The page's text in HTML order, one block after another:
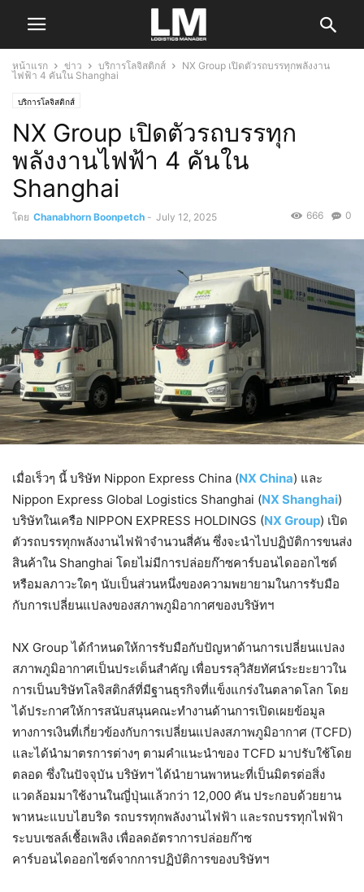
หน้าแรก ข่าว บริการโลจิสติกส์
NX Group เปิดตัวรถบรรทุกพลังงาน
ไฟฟ้า 4 คันใน Shanghai
บริการโลจิสติกส์
NX Group เปิดตัวรถบรรทุก
พลังงานไฟฟ้า 4 คันใน
Shanghai
โดย Chanabhorn Boonpetch - July 12, 2025 0
666
เมื่อเร็วๆ นี้ บริษัท Nippon Express China (NX China) และ
Nippon Express Global Logistics Shanghai (NX Shanghai)
บริษัทในเครือ NIPPON EXPRESS HOLDINGS (NX Group) เปิด
ตัวรถบรรทุกพลังงานไฟฟ้าจำนวนสี่คัน ซึ่งจะนำไปปฏิบัติการขนส่ง
สินค้าใน Shanghai โดยไม่มีการปล่อยก๊าซคาร์บอนไดออกไซด์
หรือมลภาวะใดๆ นับเป็นส่วนหนึ่งของความพยายามในการรับมือ
กับการเปลี่ยนแปลงของสภาพภูมิอากาศของบริษัทฯ
NX Group ได้กำหนดให้การรับมือกับปัญหาด้านการเปลี่ยนแปลง
สภาพภูมิอากาศเป็นประเด็นสำคัญ เพื่อบรรลุวิสัยทัศน์ระยะยาวใน
การเป็นบริษัทโลจิสติกส์ที่มีฐานธุรกิจที่แข็งแกร่งในตลาดโลก โดย
ได้ประกาศให้การสนับสนุนคณะทำงานด้านการเปิดเผยข้อมูล
ทางการเงินที่เกี่ยวข้องกับการเปลี่ยนแปลงสภาพภูมิอากาศ (TCFD)
และได้นำมาตรการต่างๆ ตามคำแนะนำของ TCFD มาปรับใช้โดย
ตลอด ซึ่งในปัจจุบัน บริษัทฯ ได้นำยานพาหนะที่เป็นมิตรต่อสิ่ง
แวดล้อมมาใช้งานในญี่ปุ่นแล้วกว่า 12,000 คัน ประกอบด้วยยาน
พาหนะแบบไฮบริด รถบรรทุกพลังงานไฟฟ้า และรถบรรทุกไฟฟ้า
ระบบเซลล์เชื้อเพลิง เพื่อลดอัตราการปล่อยก๊าซ
คาร์บอนไดออกไซด์จากการปฏิบัติการของบริษัทฯ